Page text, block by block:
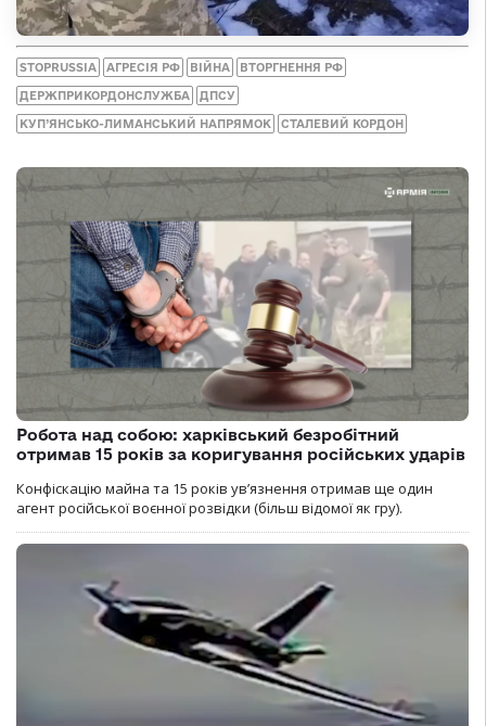
STOPRUSSIA АГРЕСІЯ РФ ВІЙНА ВТОРГНЕННЯ РФ
ДЕРЖПРИКОРДОНСЛУЖБА ДПСУ
КУП’ЯНСЬКО-ЛИМАНСЬКИЙ НАПРЯМОК СТАЛЕВИЙ КОРДОН
Робота над собою: харківський безробітний
отримав 15 років за коригування російських ударів
Конфіскацію майна та 15 років увʼязнення отримав ще один
агент російської воєнної розвідки (більш відомої як гру).